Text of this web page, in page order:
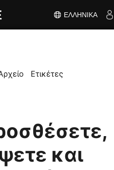
ΕΛΛΗΝΙΚΆ
Ετικέτες
και